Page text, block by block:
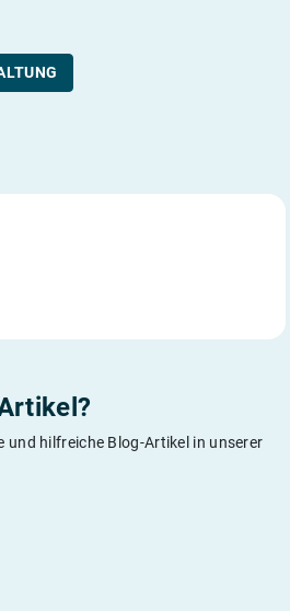
und hilfreiche Blog-Artikel in unserer